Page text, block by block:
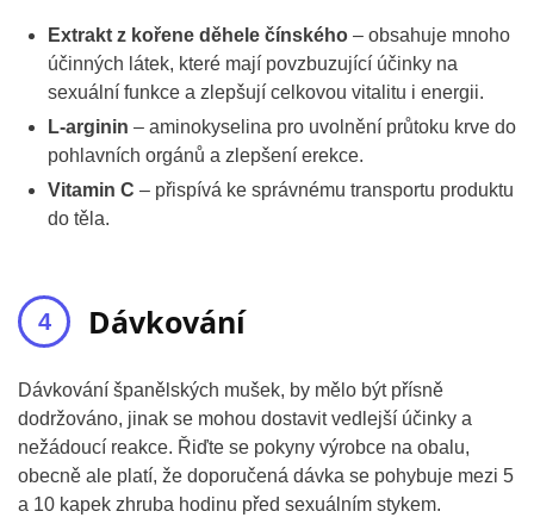
Extrakt z kořene děhele čínského – obsahuje mnoho
účinných látek, které mají povzbuzující účinky na
sexuální funkce a zlepšují celkovou vitalitu i energii.
L-arginin – aminokyselina pro uvolnění průtoku krve do
pohlavních orgánů a zlepšení erekce.
Vitamin C – přispívá ke správnému transportu produktu
do těla.
Dávkování
Dávkování španělských mušek, by mělo být přísně
dodržováno, jinak se mohou dostavit vedlejší účinky a
nežádoucí reakce. Řiďte se pokyny výrobce na obalu,
obecně ale platí, že doporučená dávka se pohybuje mezi 5
a 10 kapek zhruba hodinu před sexuálním stykem.